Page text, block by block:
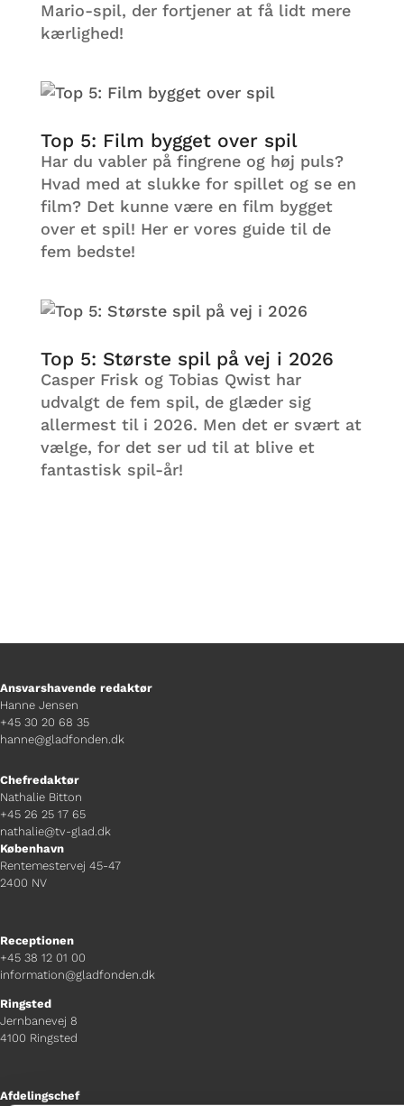
Mario-spil, der fortjener at få lidt mere
kærlighed!
Top 5: Film bygget over spil
Har du vabler på fingrene og høj puls?
Hvad med at slukke for spillet og se en
film? Det kunne være en film bygget
over et spil! Her er vores guide til de
fem bedste!
Top 5: Største spil på vej i 2026
Casper Frisk og Tobias Qwist har
udvalgt de fem spil, de glæder sig
allermest til i 2026. Men det er svært at
vælge, for det ser ud til at blive et
fantastisk spil-år!
Ansvarshavende redaktør
Hanne Jensen
+45 30 20 68 35
hanne@gladfonden.dk
Chefredaktør
Nathalie Bitton
+45 26 25 17 65
nathalie@tv-glad.dk
København
Rentemestervej 45-47
2400 NV
Receptionen
+45 38 12 01 00
information@gladfonden.dk
Ringsted
Jernbanevej 8
4100 Ringsted
Afdelingschef